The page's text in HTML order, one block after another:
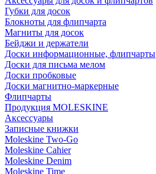
Губки для досок
Блокноты для флипчарта
Магниты для досок
Бейджи и держатели
Доски информационные, флипчарты
Доски для письма мелом
Доски пробковые
Доски магнитно-маркерные
Флипчарты
Продукция MOLESKINE
Аксессуары
Записные книжки
Moleskine Two-Go
Moleskine Cahier
Moleskine Denim
Moleskine Time